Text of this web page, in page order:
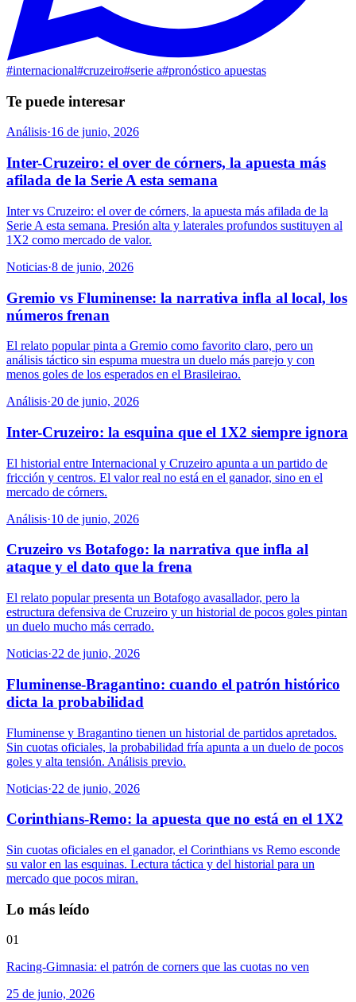
#internacional#cruzeiro#serie a#pronóstico apuestas
Te puede interesar
Análisis·16 de junio, 2026
Inter-Cruzeiro: el over de córners, la apuesta más
afilada de la Serie A esta semana
Inter vs Cruzeiro: el over de córners, la apuesta más afilada de la
Serie A esta semana. Presión alta y laterales profundos sustituyen al
1X2 como mercado de valor.
Noticias·8 de junio, 2026
Gremio vs Fluminense: la narrativa infla al local, los
números frenan
El relato popular pinta a Gremio como favorito claro, pero un
análisis táctico sin espuma muestra un duelo más parejo y con
menos goles de los esperados en el Brasileirao.
Análisis·20 de junio, 2026
Inter-Cruzeiro: la esquina que el 1X2 siempre ignora
El historial entre Internacional y Cruzeiro apunta a un partido de
fricción y centros. El valor real no está en el ganador, sino en el
mercado de córners.
Análisis·10 de junio, 2026
Cruzeiro vs Botafogo: la narrativa que infla al
ataque y el dato que la frena
El relato popular presenta un Botafogo avasallador, pero la
estructura defensiva de Cruzeiro y un historial de pocos goles pintan
un duelo mucho más cerrado.
Noticias·22 de junio, 2026
Fluminense-Bragantino: cuando el patrón histórico
dicta la probabilidad
Fluminense y Bragantino tienen un historial de partidos apretados.
Sin cuotas oficiales, la probabilidad fría apunta a un duelo de pocos
goles y alta tensión. Análisis previo.
Noticias·22 de junio, 2026
Corinthians-Remo: la apuesta que no está en el 1X2
Sin cuotas oficiales en el ganador, el Corinthians vs Remo esconde
su valor en las esquinas. Lectura táctica y del historial para un
mercado que pocos miran.
Lo más leído
01
Racing-Gimnasia: el patrón de corners que las cuotas no ven
25 de junio, 2026